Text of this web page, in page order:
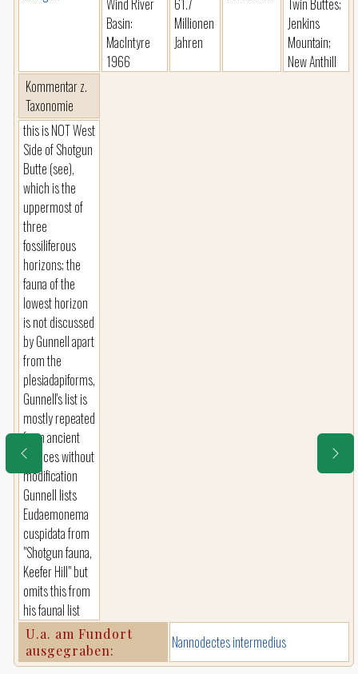
Wind River
Basin:
MacIntyre
1966
61.7
Millionen
Jahren
Twin Buttes;
Jenkins
Mountain;
New Anthill
Kommentar z.
Taxonomie
this is NOT West
Side of Shotgun
Butte (see),
which is the
uppermost of
three
fossiliferous
horizons; the
fauna of the
lowest horizon
is not discussed
by Gunnell apart
from the
plesiadapiforms,
Gunnell's list is
mostly repeated
from ancient
sources without
modification
Gunnell lists
Eudaemonema
cuspidata from
"Shotgun fauna,
Keefer Hill" but
omits this from
his faunal list
U.a. am Fundort
ausgegraben:
Nannodectes intermedius